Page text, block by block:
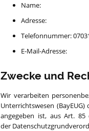
Name:
Adresse:
Telefonnummer:
E-Mail-Adresse:
Zwecke und
Wir verarbeiten
Unterrichtswesen
angegeben ist, aus Art. 85
der